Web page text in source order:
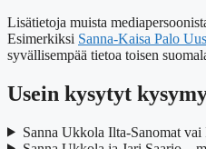
Lisätietoja muista
Esimerkiksi Sanna-Kaisa Palo
syvällisempää tietoa toisen
Usein kysytyt
Sanna Ukkola Ilta-Sanomat